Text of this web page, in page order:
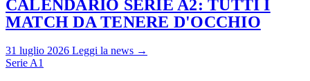
CALENDARIO SERIE A2: TUTTI I
MATCH DA TENERE D'OCCHIO
31 luglio 2026 Leggi la news →
Serie A1